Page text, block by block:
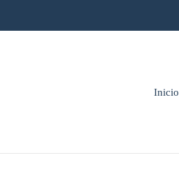
Inicio